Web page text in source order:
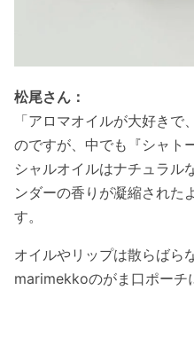
松尾さん：
「アロマオイルが大好き
のですが、中でも『シャト
シャルオイルはナチュラル
ンダーの香りが凝縮された
す。
オイルやリップは散らばら
marimekkoのがま口ポーチ